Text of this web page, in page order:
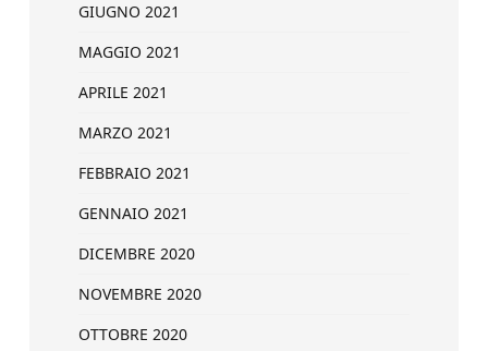
GIUGNO 2021
MAGGIO 2021
APRILE 2021
MARZO 2021
FEBBRAIO 2021
GENNAIO 2021
DICEMBRE 2020
NOVEMBRE 2020
OTTOBRE 2020